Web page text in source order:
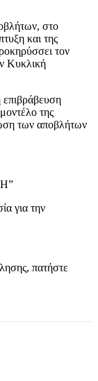
στο
και της
τον
Κυκλική
επιβράβευση
της
των αποβλήτων
για την
πατήστε